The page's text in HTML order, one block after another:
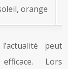
orange
peut
Lors